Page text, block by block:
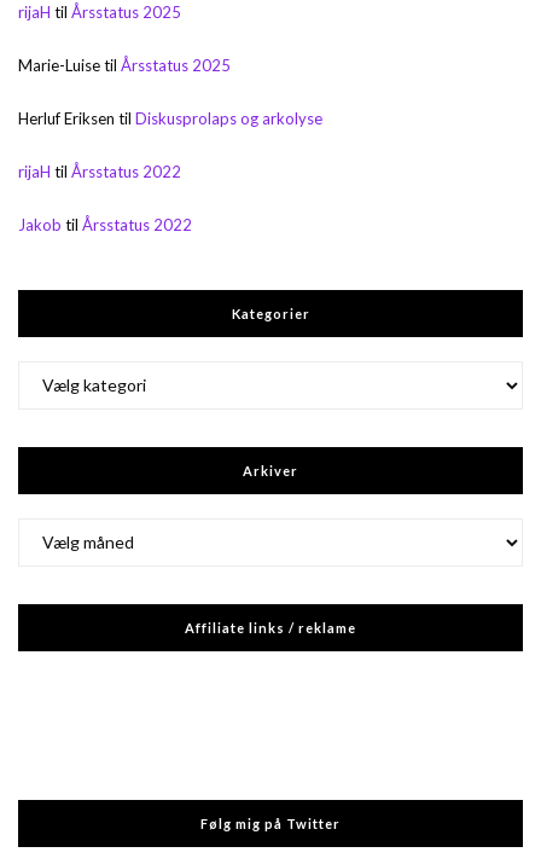
rijaH til Årsstatus 2025
Marie-Luisetil Årsstatus 2025
Herluf Eriksen til Diskusprolaps og arkolyse
rijaH til Årsstatus 2022
Jakob til Årsstatus 2022
Kategorier
Arkiver
Affiliate links / reklame
Følg mig på Twitter